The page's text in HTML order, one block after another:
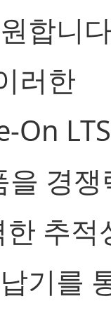
합니
러한
On
경쟁
추적
기를